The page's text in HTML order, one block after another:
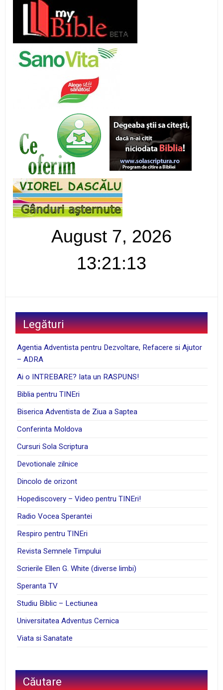
August 7, 2026
13:21:14
Legături
Agentia Adventista pentru Dezvoltare, Refacere si Ajutor
– ADRA
Ai o INTREBARE? Iata un RASPUNS!
Biblia pentru TINEri
Biserica Adventista de Ziua a Saptea
Conferinta Moldova
Cursuri Sola Scriptura
Devotionale zilnice
Dincolo de orizont
Hopediscovery – Video pentru TINEri!
Radio Vocea Sperantei
Respiro pentru TINEri
Revista Semnele Timpului
Scrierile Ellen G. White (diverse limbi)
Speranta TV
Studiu Biblic – Lectiunea
Universitatea Adventus Cernica
Viata si Sanatate
Căutare